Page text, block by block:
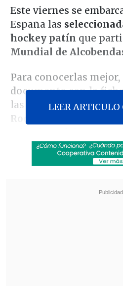
Este viernes se
España las
hockey patín que
Mundial de
Para conocerlas
documento con la
las 10 jugadoras del
Rodrigo Quintanilla
provocó un choque de
LEER